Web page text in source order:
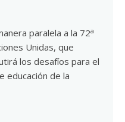
paralela a la 72a
Unidas, que
los desafíos para el
educación de la